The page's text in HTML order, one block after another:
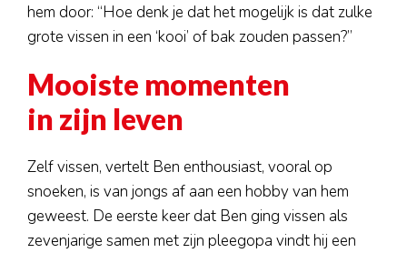
hem door: “Hoe denk je dat het mogelijk is dat zulke
grote vissen in een ‘kooi’ of bak zouden passen?”
Mooiste momenten
in zijn leven
Zelf vissen, vertelt Ben enthousiast, vooral op
snoeken, is van jongs af aan een hobby van hem
geweest. De eerste keer dat Ben ging vissen als
zevenjarige samen met zijn pleegopa vindt hij een